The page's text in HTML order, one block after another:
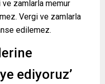
zamlarla memur
Vergi ve zamlarla
edilemez.
ediyoruz’